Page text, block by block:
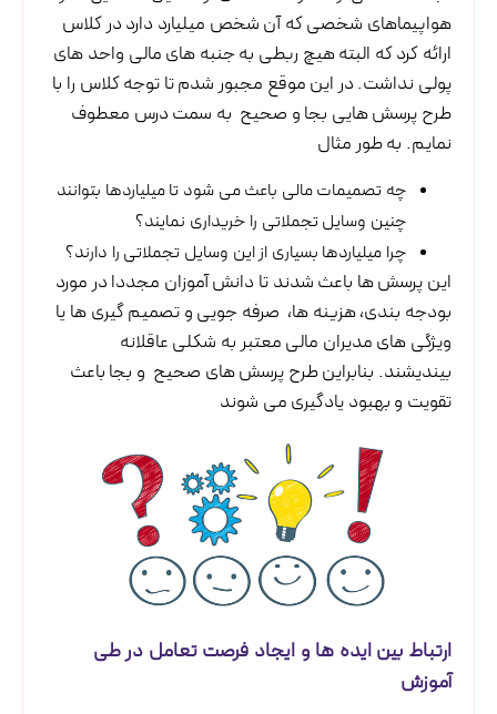
هواپیماهای شخصی که آن شخص میلیارد دارد در کلاس
ارائه کرد که البته هیچ ربطی به جنبه های مالی واحد های
پولی نداشت. در این موقع مجبور شدم تا توجه کلاس را با
طرح پرسش هایی بجا و صحیح به سمت درس معطوف
نمایم. به طور مثال
چه تصمیمات مالی باعث می شود تا میلیاردها بتوانند
چنین وسایل تجملاتی را خریداری نمایند؟
چرا میلیاردها بسیاری از این وسایل تجملاتی را دارند؟
این پرسش ها باعث شدند تا دانش آموزان مجددا در مورد
بودجه بندی، هزینه ها، صرفه جویی و تصمیم گیری ها یا
ویژگی های مدیران مالی معتبر به شکلی عاقلانه
بیندیشند. بنابراین طرح پرسش های صحیح و بجا باعث
تقویت و بهبود یادگیری می شوند
ارتباط بین ایده ها و ایجاد فرصت تعامل در طی
آموزش